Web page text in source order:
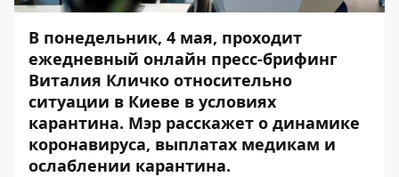
В понедельник, 4 мая, проходит
ежедневный онлайн пресс-брифинг
Виталия Кличко относительно
ситуации в Киеве в условиях
карантина. Мэр расскажет о динамике
коронавируса, выплатах медикам и
ослаблении карантина.